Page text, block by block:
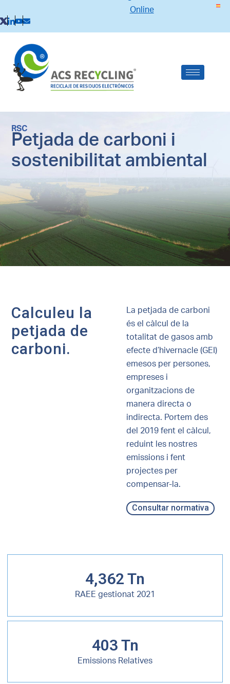
Online
RSC
Petjada de carboni i
sostenibilitat ambiental
Calculeu la
petjada de
carboni.
La petjada de carboni
és el càlcul de la
totalitat de gasos amb
efecte d’hivernacle (GEI)
emesos per persones,
empreses i
organitzacions de
manera directa o
indirecta. Portem des
del 2019 fent el càlcul,
reduint les nostres
emissions i fent
projectes per
compensar-la.
Consultar normativa
4,362 Tn
RAEE gestionat 2021
403 Tn
Emissions Relatives